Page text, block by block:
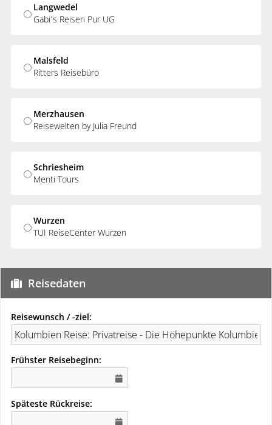
Langwedel
Gabi´s Reisen Pur UG
Malsfeld
Ritters Reisebüro
Merzhausen
Reisewelten by Julia Freund
Schriesheim
Menti Tours
Wurzen
TUI ReiseCenter Wurzen
Reisedaten
Reisewunsch / -ziel:
Frühster Reisebeginn:
Späteste Rückreise: